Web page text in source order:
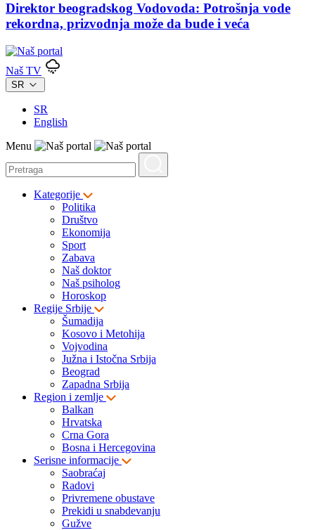
Direktor beogradskog Vodovoda: Potrošnja vode
rekordna, prizvodnja može da bude i veća
Naš TV
SR
SR
English
Menu
Kategorije
Politika
Društvo
Ekonomija
Sport
Zabava
Naš doktor
Naš psiholog
Horoskop
Regije Srbije
Šumadija
Kosovo i Metohija
Vojvodina
Južna i Istočna Srbija
Beograd
Zapadna Srbija
Region i zemlje
Balkan
Hrvatska
Crna Gora
Bosna i Hercegovina
Serisne informacije
Saobraćaj
Radovi
Privremene obustave
Prekidi u snabdevanju
Gužve